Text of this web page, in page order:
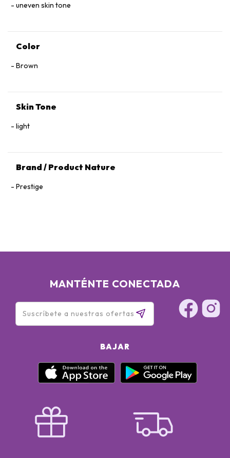
uneven skin tone
Color
Brown
Skin Tone
light
Brand / Product Nature
Prestige
MANTÉNTE CONECTADA
BAJAR